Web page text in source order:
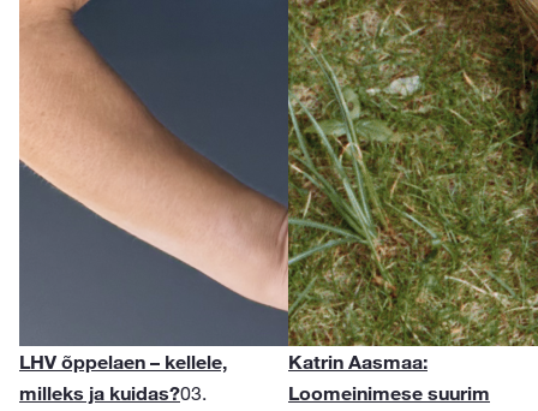
LHV õppelaen – kellele,
milleks ja kuidas?03.
Katrin Aasmaa:
Loomeinimese suurim